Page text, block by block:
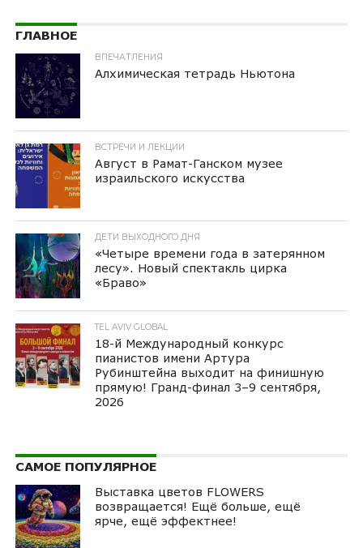
ГЛАВНОЕ
ВПЕЧАТЛЕНИЯ
Алхимическая тетрадь Ньютона
ВСТРЕЧИ И ЛЕКЦИИ
Август в Рамат-Ганском музее
израильского искусства
ДЕТИ ВЫХОДНОГО ДНЯ
«Четыре времени года в затерянном
лесу». Новый спектакль цирка
«Браво»
TEL AVIV GLOBAL
18-й Международный конкурс
пианистов имени Артура
Рубинштейна выходит на финишную
прямую! Гранд-финал 3–9 сентября,
2026
САМОЕ ПОПУЛЯРНОЕ
Выставка цветов FLOWERS
возвращается! Ещё больше, ещё
ярче, ещё эффектнее!